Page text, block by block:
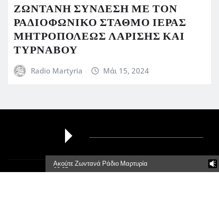
ΖΩΝΤΑΝΗ ΣΥΝΔΕΣΗ ΜΕ ΤΟΝ
ΡΑΔΙΟΦΩΝΙΚΟ ΣΤΑΘΜΟ ΙΕΡΑΣ
ΜΗΤΡΟΠΟΛΕΩΣ ΛΑΡΙΣΗΣ ΚΑΙ
ΤΥΡΝΑΒΟΥ
Radio Martyria Μάι 15, 2024
Ακούτε Ζωντανά Ράδιο Μαρτυρία
95,5Fm